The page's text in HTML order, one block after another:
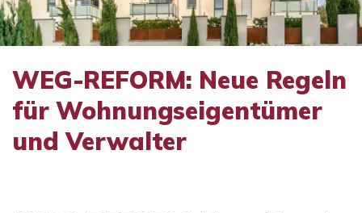
WEG-REFORM: Neue Regeln
für Wohnungseigentümer
und Verwalter